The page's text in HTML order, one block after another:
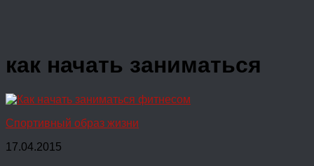
как начать заниматься
Спортивный образ жизни
17.04.2015